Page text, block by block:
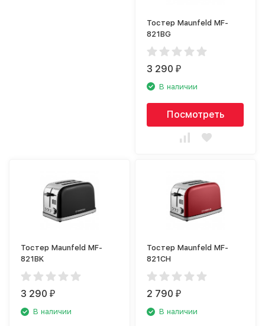
Тостер Maunfeld MF-
821BG
3 290₽
В наличии
Посмотреть
Тостер Maunfeld MF-
821BK
3 290₽
В наличии
Тостер Maunfeld MF-
821CH
2 790₽
В наличии